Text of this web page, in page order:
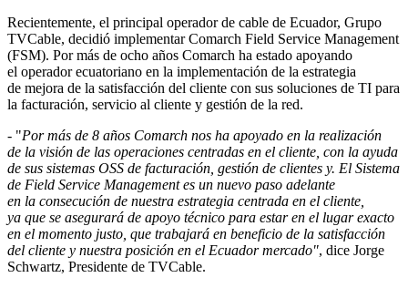
Recientemente, el principal operador de cable de Ecuador, Grupo
TVCable, decidió implementar Comarch Field Service Management
(FSM). Por más de ocho años Comarch ha estado apoyando
el operador ecuatoriano en la implementación de la estrategia
de mejora de la satisfacción del cliente con sus soluciones de TI para
la facturación, servicio al cliente y gestión de la red.
- "Por más de 8 años Comarch nos ha apoyado en la realización
de la visión de las operaciones centradas en el cliente, con la ayuda
de sus sistemas OSS de facturación, gestión de clientes y. El Sistema
de Field Service Management es un nuevo paso adelante
en la consecución de nuestra estrategia centrada en el cliente,
ya que se asegurará de apoyo técnico para estar en el lugar exacto
en el momento justo, que trabajará en beneficio de la satisfacción
del cliente y nuestra posición en el Ecuador mercado", dice Jorge
Schwartz, Presidente de TVCable.